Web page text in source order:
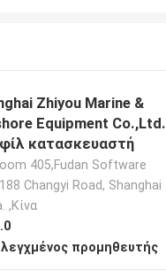
Zhiyou Marine &
Equipment Co.,Ltd.
κατασκευαστή
405,Fudan Software
Changyi Road, Shanghai
,Κίνα
προμηθευτής